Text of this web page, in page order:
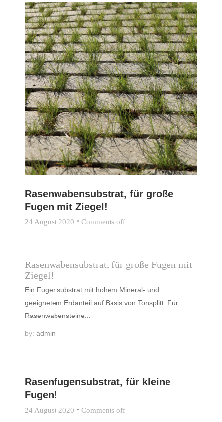
Rasenwabensubstrat, für große
Fugen mit Ziegel!
24 August 2020 Comments off
Rasenwabensubstrat, für große Fugen mit
Ziegel!
Ein Fugensubstrat mit hohem Mineral- und
geeignetem Erdanteil auf Basis von Tonsplitt. Für
Rasenwabensteine...
by: admin
Rasenfugensubstrat, für kleine
Fugen!
24 August 2020 Comments off